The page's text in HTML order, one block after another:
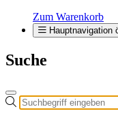
Zum Warenkorb
Hauptnavigation
Suche